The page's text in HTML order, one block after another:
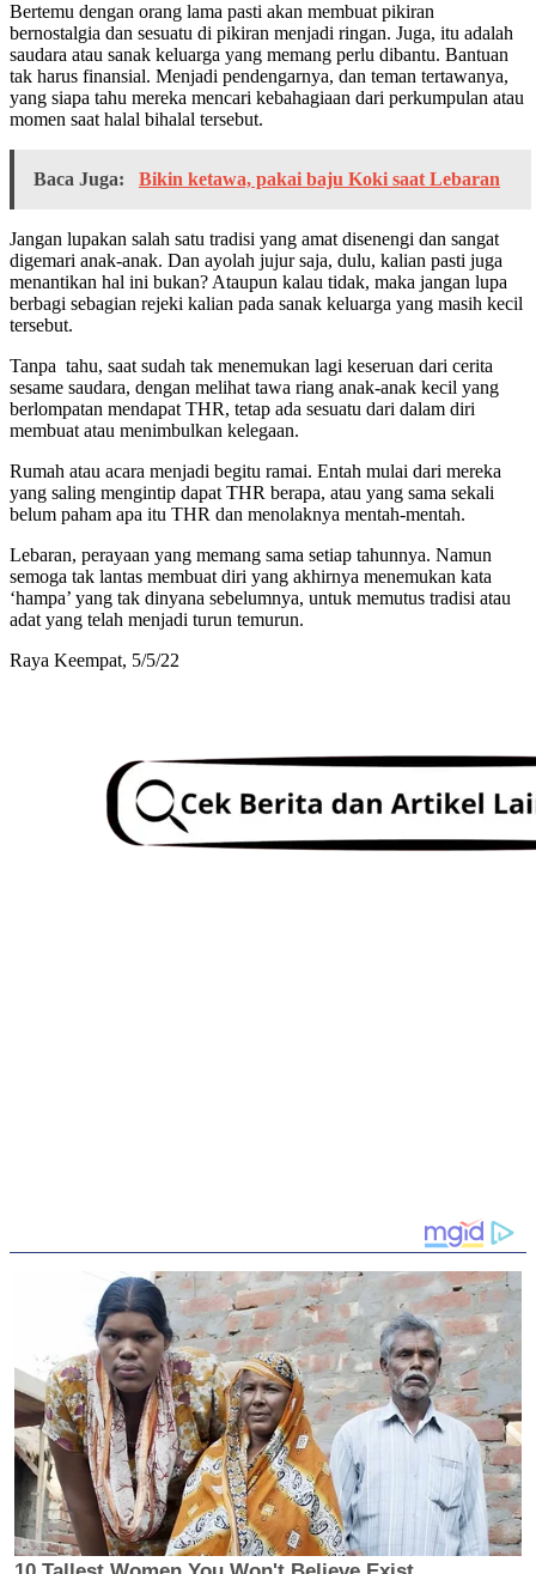
Bertemu dengan orang lama pasti akan membuat pikiran
bernostalgia dan sesuatu di pikiran menjadi ringan. Juga, itu adalah
saudara atau sanak keluarga yang memang perlu dibantu. Bantuan
tak harus finansial. Menjadi pendengarnya, dan teman tertawanya,
yang siapa tahu mereka mencari kebahagiaan dari perkumpulan atau
momen saat halal bihalal tersebut.
Baca Juga: Bikin ketawa, pakai baju Koki saat Lebaran
Jangan lupakan salah satu tradisi yang amat disenengi dan sangat
digemari anak-anak. Dan ayolah jujur saja, dulu, kalian pasti juga
menantikan hal ini bukan? Ataupun kalau tidak, maka jangan lupa
berbagi sebagian rejeki kalian pada sanak keluarga yang masih kecil
tersebut.
Tanpa tahu, saat sudah tak menemukan lagi keseruan dari cerita
sesame saudara, dengan melihat tawa riang anak-anak kecil yang
berlompatan mendapat THR, tetap ada sesuatu dari dalam diri
membuat atau menimbulkan kelegaan.
Rumah atau acara menjadi begitu ramai. Entah mulai dari mereka
yang saling mengintip dapat THR berapa, atau yang sama sekali
belum paham apa itu THR dan menolaknya mentah-mentah.
Lebaran, perayaan yang memang sama setiap tahunnya. Namun
semoga tak lantas membuat diri yang akhirnya menemukan kata
‘hampa’ yang tak dinyana sebelumnya, untuk memutus tradisi atau
adat yang telah menjadi turun temurun.
Raya Keempat, 5/5/22